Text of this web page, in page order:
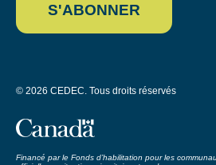
S'ABONNER
© 2026 CEDEC. Tous droits réservés
Financé par le Fonds d’habilitation pour les